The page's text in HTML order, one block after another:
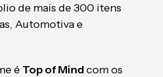
de mais de 300 itens
Automotiva e
é Top of Mindcom os